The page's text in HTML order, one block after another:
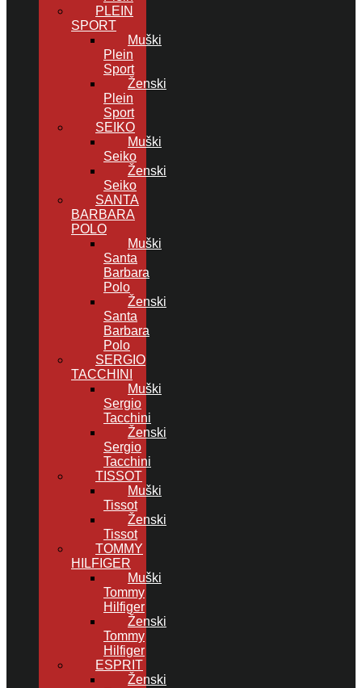
PLEIN
SPORT
Muški
Plein
Sport
Ženski
Plein
Sport
SEIKO
Muški
Seiko
Ženski
Seiko
SANTA
BARBARA
POLO
Muški
Santa
Barbara
Polo
Ženski
Santa
Barbara
Polo
SERGIO
TACCHINI
Muški
Sergio
Tacchini
Ženski
Sergio
Tacchini
TISSOT
Muški
Tissot
Ženski
Tissot
TOMMY
HILFIGER
Muški
Tommy
Hilfiger
Ženski
Tommy
Hilfiger
ESPRIT
Ženski